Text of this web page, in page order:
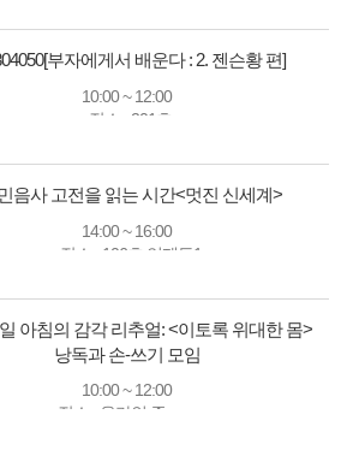
부자에게서 배운다 : 2. 젠슨황 편]
10:00 ~ 12:00
장소 : 201호
음사 고전을 읽는 시간<멋진 신세계>
14:00 ~ 16:00
장소 : 106호 언제든1
아침의 감각 리추얼: <이토록 위대한 몸>
낭독과 손-쓰기 모임
10:00 ~ 12:00
장소 : 온라인 줌zoom